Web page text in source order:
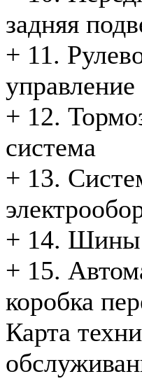
задняя
+ 11.
управление
+ 12.
система
+ 13.
+ 14. Шины
+ 15.
коробка
Карта